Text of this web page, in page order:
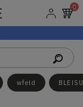
0
wfeld